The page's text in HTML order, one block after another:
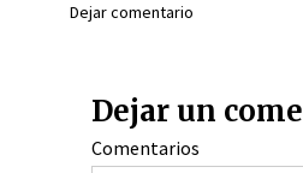
Dejar comentario
Dejar un
Comentarios